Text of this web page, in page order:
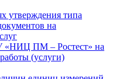
утверждения типа
на
«НИЦ ПМ – Ростест» на
(услуги)